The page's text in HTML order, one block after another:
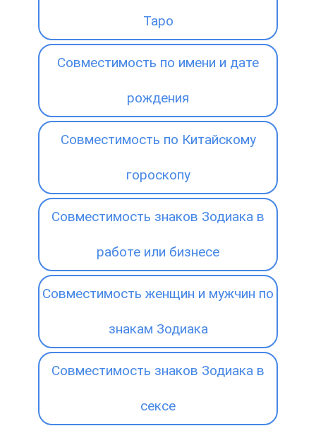
Таро
Совместимость по имени и дате
рождения
Совместимость по Китайскому
гороскопу
Совместимость знаков Зодиака в
работе или бизнесе
Совместимость женщин и мужчин по
знакам Зодиака
Совместимость знаков Зодиака в
сексе